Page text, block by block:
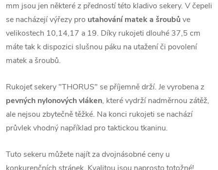
mm jsou jen některé z předností této kladivo sekery. V čepeli
se nacházejí výřezy pro utahování matek a šroubůve
velikostech 10,14,17 a 19. Díky rukojeti dlouhé 37,5 cm
máte tak k dispozici slušnou páku na utažení či povolení
matek a šroubů.
Rukojeť sekery "THORUS" se příjemně drží. Je vyrobena z
pevných nylonových vláken, které vydrží nadměrnou zátěž,
ale nejsou zbytečně těžké. Na konci rukojeti se nachází
průvlek vhodný například pro taktickou tkaninu.
Tuto sekeru můžete najít za dvojnásobné ceny u